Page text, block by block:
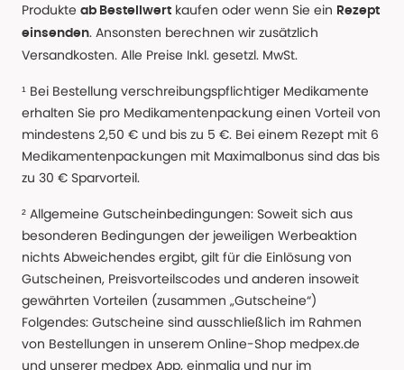
Produkte ab Bestellwert kaufen oder wenn Sie ein Rezept
einsenden. Ansonsten berechnen wir zusätzlich
Versandkosten. Alle Preise Inkl. gesetzl. MwSt.
¹ Bei Bestellung verschreibungspflichtiger Medikamente
erhalten Sie pro Medikamentenpackung einen Vorteil von
mindestens 2,50 € und bis zu 5 €. Bei einem Rezept mit 6
Medikamentenpackungen mit Maximalbonus sind das bis
zu 30 € Sparvorteil.
² Allgemeine Gutscheinbedingungen: Soweit sich aus
besonderen Bedingungen der jeweiligen Werbeaktion
nichts Abweichendes ergibt, gilt für die Einlösung von
Gutscheinen, Preisvorteilscodes und anderen insoweit
gewährten Vorteilen (zusammen „Gutscheine“)
Folgendes: Gutscheine sind ausschließlich im Rahmen
von Bestellungen in unserem Online-Shop medpex.de
und unserer medpex App, einmalig und nur im